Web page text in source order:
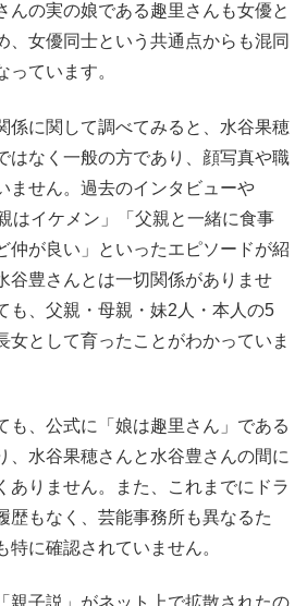
んの実の娘である趣里さんも女優と
、女優同士という共通点からも混同
っています。
係に関して調べてみると、水谷果穂
はなく一般の方であり、顔写真や職
ません。過去のインタビューや
はイケメン」「父親と一緒に食事
仲が良い」といったエピソードが紹
谷豊さんとは一切関係がありませ
も、父親・母親・妹2人・本人の5
女として育ったことがわかっていま
も、公式に「娘は趣里さん」である
、水谷果穂さんと水谷豊さんの間に
ありません。また、これまでにドラ
歴もなく、芸能事務所も異なるた
に確認されていません。